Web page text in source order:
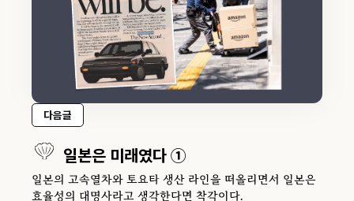
다음글
일본은 미래였다 ①
일본의 고속열차와 토요타 생산 라인을 떠올리면서 일본은
효율성의 대명사라고 생각한다면 착각이다.